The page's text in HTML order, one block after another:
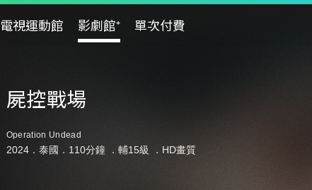
電視運動館 影劇館⁺ 單次付費
屍控戰場
Operation Undead
2024．泰國．110分鐘 ． 輔15級 ．HD畫質